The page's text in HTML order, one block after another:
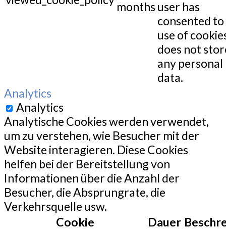
monthsuser has
consented
use of
does not
any personal
data.
Analytics
Analytics
Analytische Cookies werden verwendet,
um zu verstehen, wie Besucher mit der
Website interagieren. Diese Cookies
helfen bei der Bereitstellung von
Informationen über die Anzahl der
Besucher, die Absprungrate, die
Verkehrsquelle usw.
Cookie
Dauer